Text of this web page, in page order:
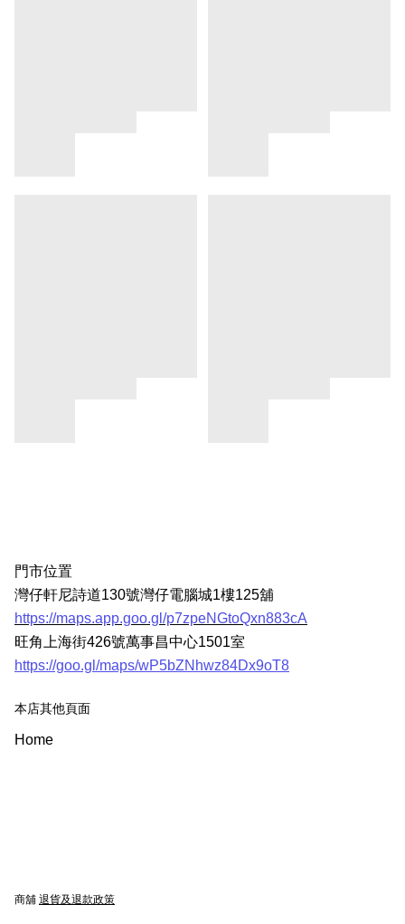
門市位置
灣仔軒尼詩道130號灣仔電腦城1樓125舖
https://maps.app.goo.gl/p7zpeNGtoQxn883cA
旺角上海街426號萬事昌中心1501室
https://goo.gl/maps/wP5bZNhwz84Dx9oT8
本店其他頁面
Home
商舖 退貨及退款政策